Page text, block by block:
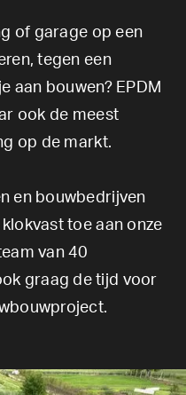
of garage op een
tegen een
aan bouwen? EPDM
ook de meest
op de markt.
en bouwbedrijven
toe aan onze
van 40
graag de tijd voor